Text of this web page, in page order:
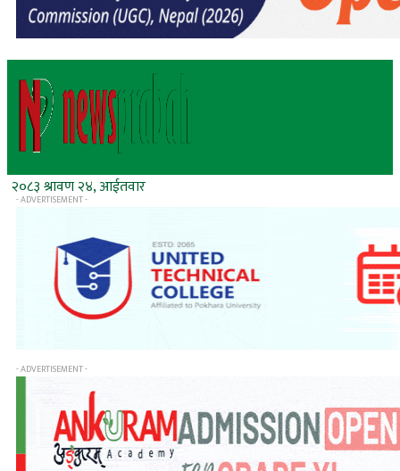
२०८३ श्रावण २४, आईतवार
- ADVERTISEMENT -
- ADVERTISEMENT -